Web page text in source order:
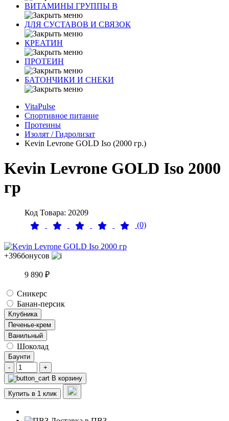
ВИТАМИНЫ ГРУППЫ В
ДЛЯ СУСТАВОВ И СВЯЗОК
КРЕАТИН
ПРОТЕИН
БАТОНЧИКИ И СНЕКИ
VitaPulse
Спортивное питание
Протеины
Изолят / Гидролизат
Kevin Levrone GOLD Iso (2000 гр.)
Kevin Levrone GOLD Iso 2000
гр
Код Товара: 20209
(0)
+396бонусов
9 890 ₽
Сникерс
Банан-персик
Клубника
Печенье-крем
Ванильный
Шоколад
Баунти
-
+
В корзину
Купить в 1 клик